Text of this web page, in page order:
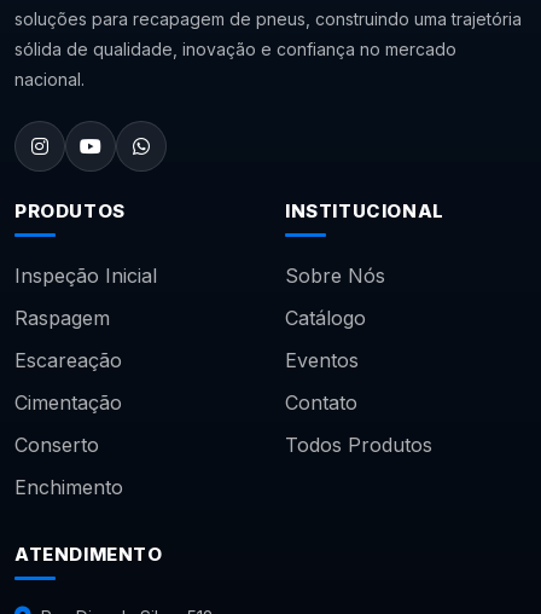
soluções para recapagem de pneus, construindo uma trajetória
sólida de qualidade, inovação e confiança no mercado
nacional.
PRODUTOS
Inspeção Inicial
Raspagem
Escareação
Cimentação
Conserto
Enchimento
INSTITUCIONAL
Sobre Nós
Catálogo
Eventos
Contato
Todos Produtos
ATENDIMENTO